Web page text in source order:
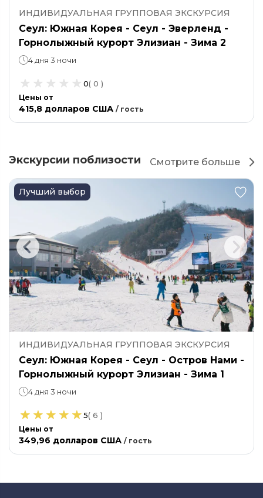
ИНДИВИДУАЛЬНАЯ ГРУППОВАЯ ЭКСКУРСИЯ
Сеул: Южная Корея - Сеул - Эверленд -
Горнолыжный курорт Элизиан - Зима 2
4 дня 3 ночи
0( 0 )
Цены от
415,8 долларов США / гость
Экскурсии поблизости Смотрите больше
Лучший выбор
ИНДИВИДУАЛЬНАЯ ГРУППОВАЯ ЭКСКУРСИЯ
Сеул: Южная Корея - Сеул - Остров Нами -
Горнолыжный курорт Элизиан - Зима 1
4 дня 3 ночи
5( 6 )
Цены от
349,96 долларов США / гость